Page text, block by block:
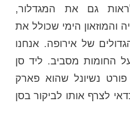
גם את המגדלור,
והמוזאון הימי שכולל את
של אירופה. אנחנו
החומות מסביב. ליד סן
נשיונל שהוא פארק
לצרף אותו לביקור בסן